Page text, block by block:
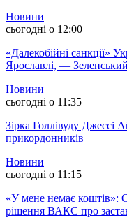
Новини
сьогодні о 12:00
«Далекобійні санкції»
Ярославлі, — Зеленський
Новини
сьогодні о 11:35
Зірка Голлівуду Джессі
прикордонників
Новини
сьогодні о 11:15
«У мене немає коштів»:
рішення ВАКС про